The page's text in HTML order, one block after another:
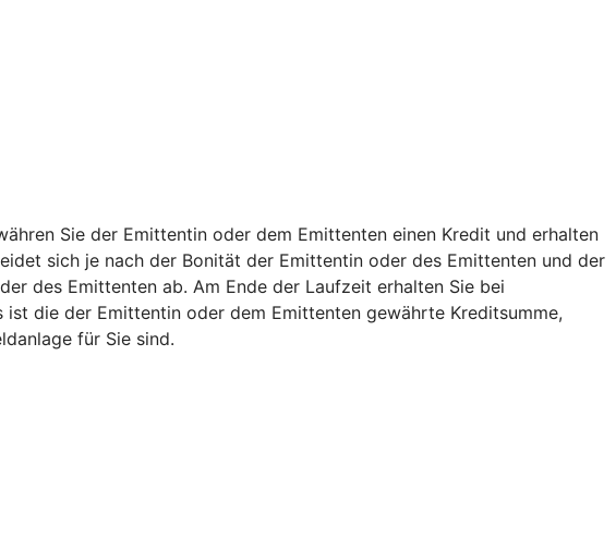
Sie der Emittentin oder dem Emittenten einen Kredit und erhalten
sich je nach der Bonität der Emittentin oder des Emittenten und der
des Emittenten ab. Am Ende der Laufzeit erhalten Sie bei
die der Emittentin oder dem Emittenten gewährte Kreditsumme,
für Sie sind.